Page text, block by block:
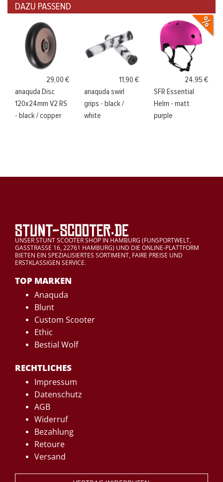
DAZU PASSEND
29,00 €
anaquda Disc
120x24mm V2 RS
- black / copper
11,90 €
anaquda swirl
grips - black /
white
24,95 €
SFR Essential
Helm - matt
purple
UNSER STUNT SCOOTER SHOP IN HAMBURG (FUNSPORTWELT,
GASSTRASSE 16, 22761 HAMBURG) UND DIE ONLINE-PLATTFORM
BIETEN EIN SPEZIALISIERTES SORTIMENT, FAIRE PREISE UND
ERSTKLASSIGEN SERVICE.
TOP MARKEN
Anaquda
Blunt
Custom Scooter
Ethic
Bestial Wolf
RECHTLICHES
Impressum
Datenschutz
AGB
Widerruf
Bezahlung
Retoure
Versand